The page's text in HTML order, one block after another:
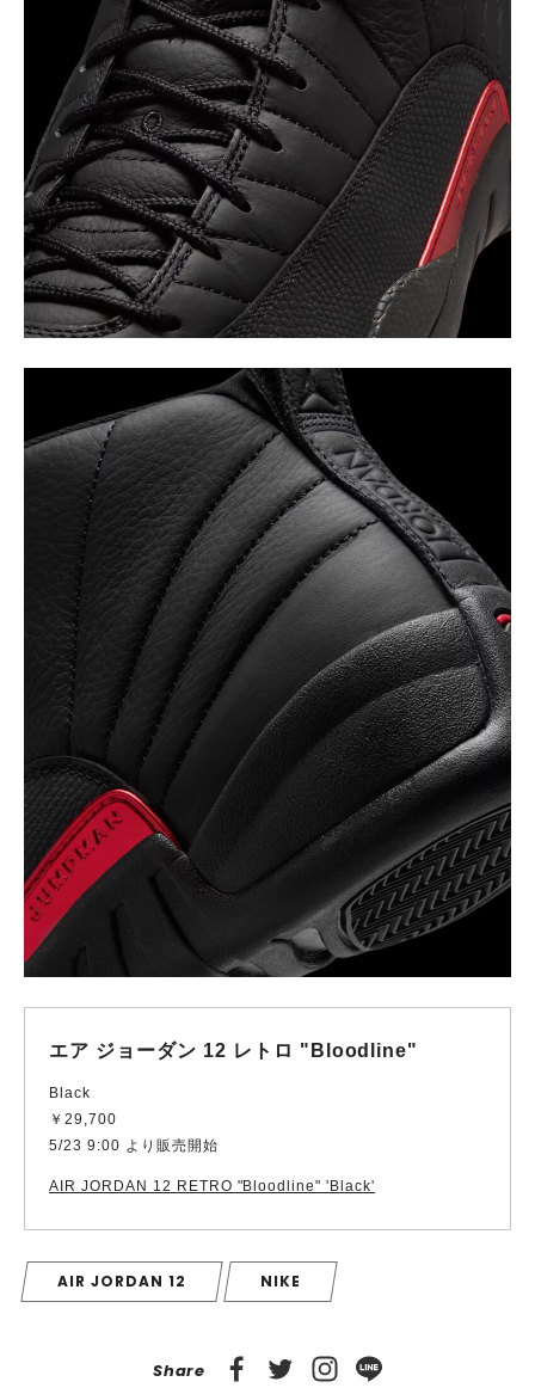
エア ジョーダン 12 レトロ "Bloodline"
Black
￥29,700
5/23 9:00 より販売開始
AIR JORDAN 12 RETRO "Bloodline" 'Black'
AIR JORDAN 12 NIKE
Share